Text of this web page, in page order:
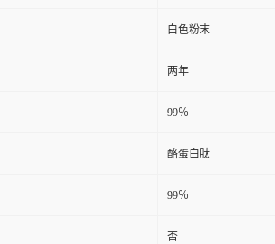
白色粉末
两年
99％
酪蛋白肽
99％
否